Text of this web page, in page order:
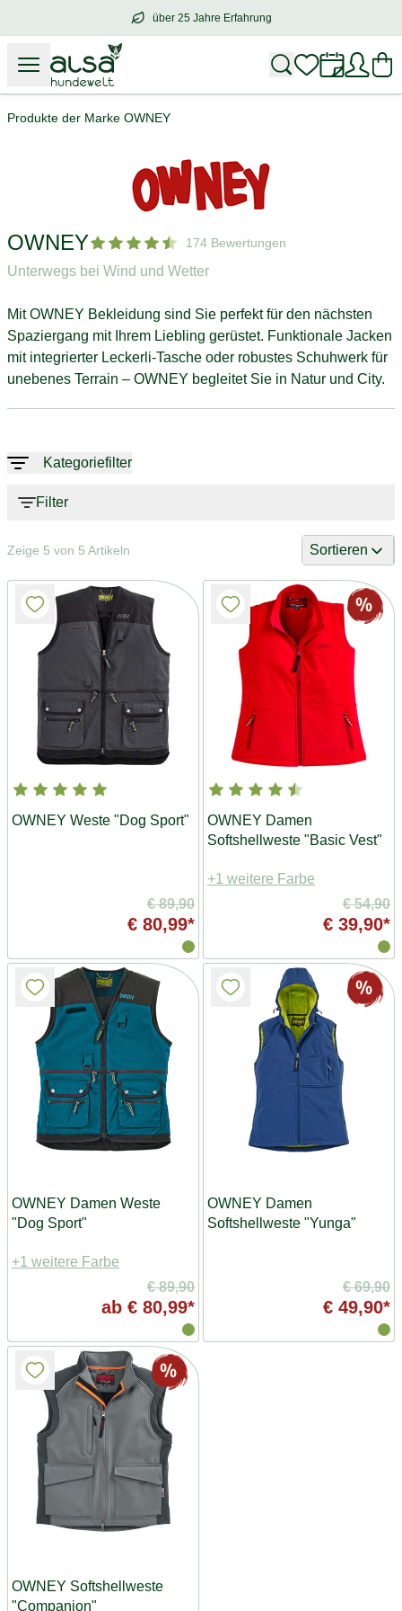
über 25 Jahre Erfahrung
über25 Jahre Erfahrung
Produkte der Marke OWNEY
OWNEY 174 Bewertungen
Unterwegs bei Wind und Wetter
Mit OWNEY Bekleidung sind Sie perfekt für den nächsten
Spaziergang mit Ihrem Liebling gerüstet. Funktionale Jacken
mit integrierter Leckerli-Tasche oder robustes Schuhwerk für
unebenes Terrain – OWNEY begleitet Sie in Natur und City.
Kategoriefilter
Filter
Zeige 5 von 5 Artikeln Sortieren
OWNEY Weste "Dog Sport"
€ 89,90
€ 80,99*
OWNEY Damen
Softshellweste "Basic Vest"
+1 weitere Farbe
€ 54,90
€ 39,90*
OWNEY Damen Weste
"Dog Sport"
+1 weitere Farbe
€ 89,90
ab € 80,99*
OWNEY Damen
Softshellweste "Yunga"
€ 69,90
€ 49,90*
OWNEY Softshellweste
"Companion"